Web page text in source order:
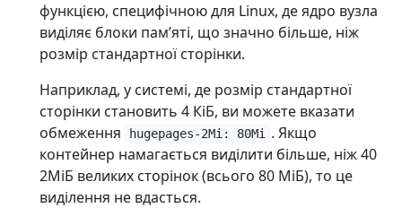
функцією, специфічною для Linux, де ядро вузла
виділяє блоки памʼяті, що значно більше, ніж
розмір стандартної сторінки.
Наприклад, у системі, де розмір стандартної
сторінки становить 4 КіБ, ви можете вказати
обмеження
hugepages-2Mi: 80Mi
. Якщо
контейнер намагається виділити більше, ніж 40
2МіБ великих сторінок (всього 80 МіБ), то це
виділення не вдасться.